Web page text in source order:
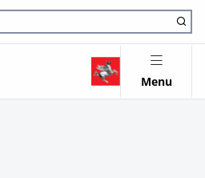
Menu